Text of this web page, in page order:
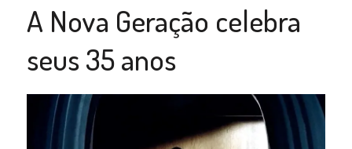
A Nova Geração celebra
seus 35 anos